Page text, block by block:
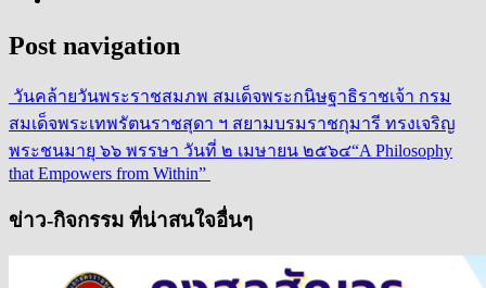
Post navigation
วันคล้ายวันพระราชสมภพ สมเด็จพระกนิษฐาธิราชเจ้า กรม
สมเด็จพระเทพรัตนราชสุดา ฯ สยามบรมราชกุมารี ทรงเจริญ
พระชนมายุ ๖๖ พรรษา วันที่ ๒ เมษายน ๒๕๖๔“A Philosophy
that Empowers from Within”
ข่าว-กิจกรรม ที่น่าสนใจอื่นๆ